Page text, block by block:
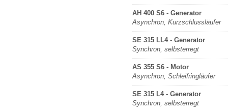
AH 400 S6 - Generator
Asynchron, Kurzschlussläufer
SE 315 LL4 - Generator
Synchron, selbsterregt
AS 355 S6 - Motor
Asynchron, Schleifringläufer
SE 315 L4 - Generator
Synchron, selbsterregt